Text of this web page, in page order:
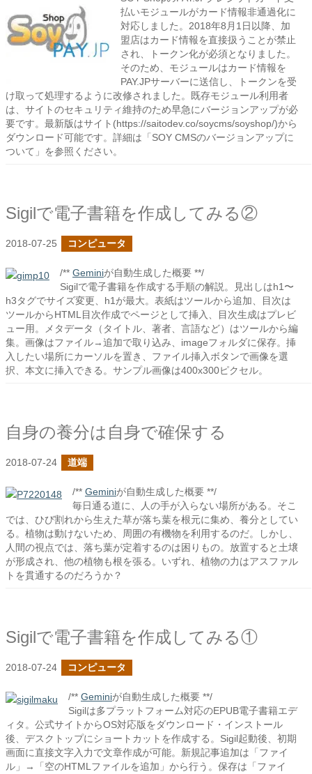
払いモジュールがカード情報非通過化に
対応しました。2018年8月1日以降、加
盟店はカード情報を直接扱うことが禁止
され、トークン化が必須となりました。
そのため、モジュールはカード情報を
PAY.JPサーバーに送信し、トークンを受
け取って処理するように改修されました。既存モジュール利用者
は、サイトのセキュリティ維持のため早急にバージョンアップが必
要です。最新版はサイト(https://saitodev.co/soycms/soyshop/)から
ダウンロード可能です。詳細は「SOY CMSのバージョンアップに
ついて」を参照ください。
Sigilで電子書籍を作成してみる②
2018-07-25 コンピュータ
/** Geminiが自動生成した概要 **/
Sigilで電子書籍を作成する手順の解説。見出しはh1〜
h3タグでサイズ変更、h1が最大。表紙はツールから追加、目次は
ツールからHTML目次作成でページとして挿入、目次生成はプレビ
ュー用。メタデータ（タイトル、著者、言語など）はツールから編
集。画像はファイル→追加で取り込み、imageフォルダに保存。挿
入したい場所にカーソルを置き、ファイル挿入ボタンで画像を選
択、本文に挿入できる。サンプル画像は400x300ピクセル。
自身の養分は自身で確保する
2018-07-24 道端
/** Geminiが自動生成した概要 **/
毎日通る道に、人の手が入らない場所がある。そこ
では、ひび割れから生えた草が落ち葉を根元に集め、養分としてい
る。植物は動けないため、周囲の有機物を利用するのだ。しかし、
人間の視点では、落ち葉が定着するのは困りもの。放置すると土壌
が形成され、他の植物も根を張る。いずれ、植物の力はアスファル
トを貫通するのだろうか？
Sigilで電子書籍を作成してみる①
2018-07-24 コンピュータ
/** Geminiが自動生成した概要 **/
Sigilは多プラットフォーム対応のEPUB電子書籍エデ
ィタ。公式サイトからOS対応版をダウンロード・インストール
後、デスクトップにショートカットを作成する。Sigil起動後、初期
画面に直接文字入力で文章作成が可能。新規記事追加は「ファイ
ル」→「空のHTMLファイルを追加」から行う。保存は「ファイ